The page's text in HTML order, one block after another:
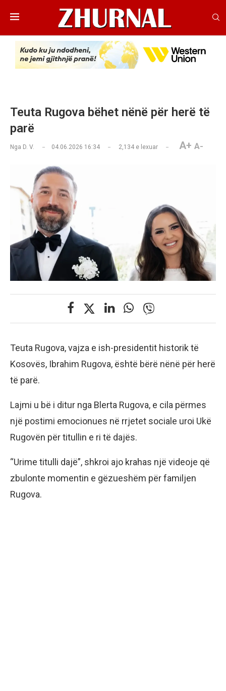
Teuta Rugova bëhet nënë për herë të
parë
Nga D. V. 04.06.2026 16:34 2,134 e lexuar A+ A-
Teuta Rugova, vajza e ish-presidentit historik të
Kosovës, Ibrahim Rugova, është bërë nënë për herë
të parë.
Lajmi u bë i ditur nga Blerta Rugova, e cila përmes
një postimi emocionues në rrjetet sociale uroi Ukë
Rugovën për titullin e ri të dajës.
“Urime titulli dajë”, shkroi ajo krahas një videoje që
zbulonte momentin e gëzueshëm për familjen
Rugova.